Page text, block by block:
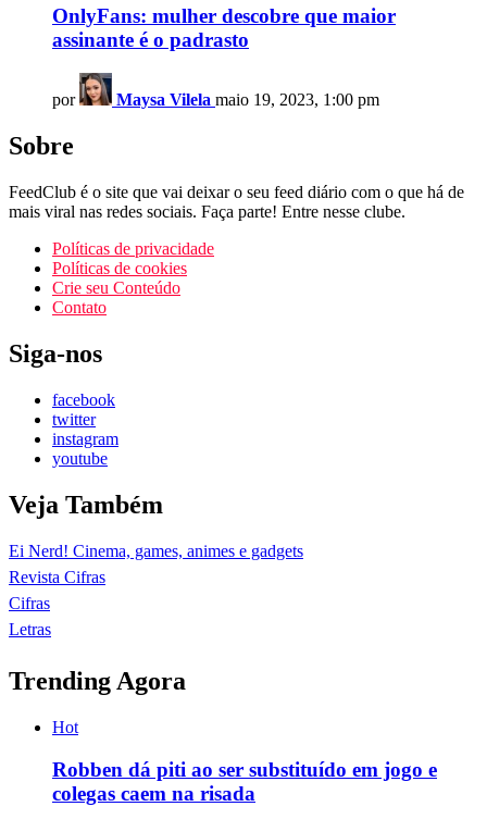
OnlyFans: mulher descobre que maior
assinante é o padrasto
por Maysa Vilela maio 19, 2023, 1:00 pm
Sobre
FeedClub é o site que vai deixar o seu feed diário com o que há de
mais viral nas redes sociais. Faça parte! Entre nesse clube.
Políticas de privacidade
Políticas de cookies
Crie seu Conteúdo
Contato
Siga-nos
facebook
twitter
instagram
youtube
Veja Também
Ei Nerd! Cinema, games, animes e gadgets
Revista Cifras
Cifras
Letras
Trending Agora
Hot
Robben dá piti ao ser substituído em jogo e
colegas caem na risada